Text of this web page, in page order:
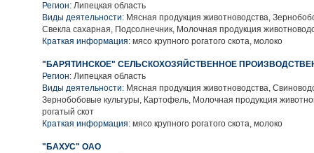
Регион: Липецкая область
Виды деятельности: Мясная продукция животноводства,
Свекла сахарная, Подсолнечник, Молочная продукция
Краткая информация: мясо крупного рогатого скота, молоко
"БАРЯТИНСКОЕ" СЕЛЬСКОХОЗЯЙСТВЕННОЕ
Регион: Липецкая область
Виды деятельности: Мясная продукция животноводства,
Зернобобовые культуры, Картофель, Молочная продукция
рогатый скот
Краткая информация: мясо крупного рогатого скота, молоко
"БАХУС" ОАО